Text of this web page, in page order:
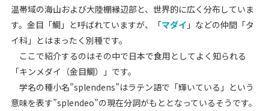
温帯域の海山および大陸棚縁辺部と、世界的に広く分布していま
す。金目「鯛」と呼ばれていますが、「マダイ 」などの仲間「タ
イ科」とはまったく別種です。
ここで紹介するのはその中で日本で食用としてよく知られる
「キンメダイ（金目鯛）」です。
学名の種小名”splendens”はラテン語で「輝いている」という
意味を表す”splendeo”の現在分詞がもととなっているそうです。